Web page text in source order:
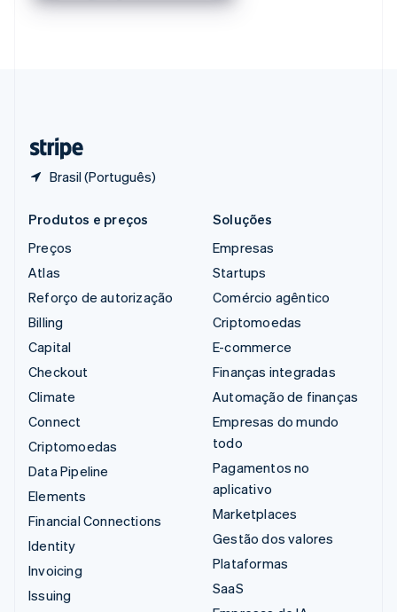
Brasil (Português)
Singapura
Produtos e preços
Preços
Atlas
Reforço de autorização
Billing
Capital
Checkout
Climate
Connect
Criptomoedas
Data Pipeline
Elements
Financial Connections
Identity
Invoicing
Issuing
Soluções
Empresas
Startups
Comércio agêntico
Criptomoedas
E-commerce
Finanças integradas
Automação de finanças
Empresas do mundo
todo
Pagamentos no
aplicativo
Marketplaces
Gestão dos valores
Plataformas
SaaS